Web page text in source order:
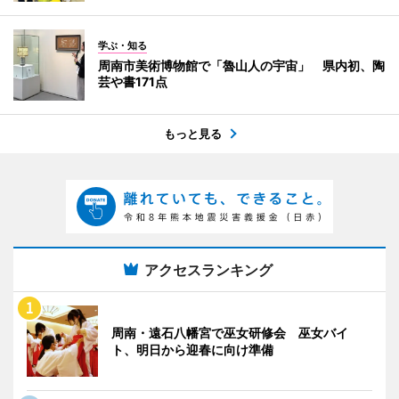
学ぶ・知る
周南市美術博物館で「魯山人の宇宙」 県内初、陶
芸や書171点
もっと見る
アクセスランキング
周南・遠石八幡宮で巫女研修会 巫女バイ
ト、明日から迎春に向け準備